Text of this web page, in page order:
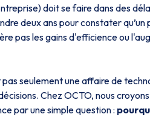
doit se faire dans des
deux ans pour constater
pas les gains d'efficience ou
seulement une affaire de
Chez OCTO, nous
par une simple question :